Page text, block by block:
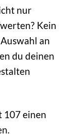
nur
Kein
an
du deinen
107 einen